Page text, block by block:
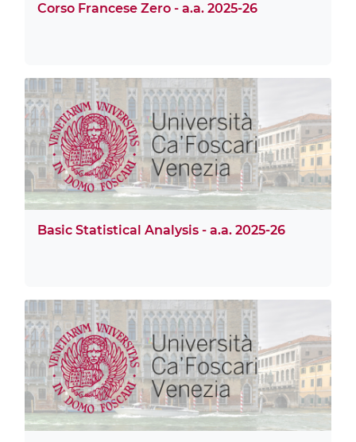
Corso Francese Zero - a.a. 2025-26
Basic Statistical Analysis - a.a. 2025-26